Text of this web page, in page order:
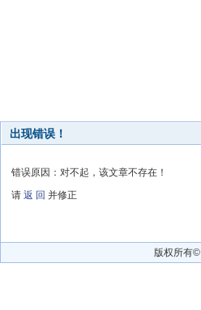
出现错误！
错误原因：对不起，该文章不存在！
请 返 回 并修正
版权所有©